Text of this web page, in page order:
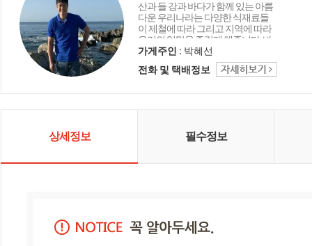
산과 들 강과 바다가 함께 있는 아름
다운 우리나라는 다양한 식재료들
이 제철에 따라 그리고 지역에 따라
우리의 입맛을 즐겁게 해줍니다. 바
다의 재료로 함께 만드는 요리들은
언제나 우리의 맛에 감칠맛과 부드
러움 그리고 음식이 문화로 발전하
골어부는 바다와 자연을 담고 그리
가게주인 : 박혜선
전화 및 택배정보
상세정보 필수정보